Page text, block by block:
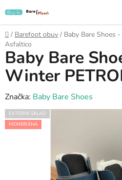
na
obsah
Domů
/ Barefoot obuv / Baby Bare Shoes
Asfaltico
Baby Bare
Winter
Značka: Baby Bare Shoes
EXTERNÍ SKLAD
MEMBRÁNA